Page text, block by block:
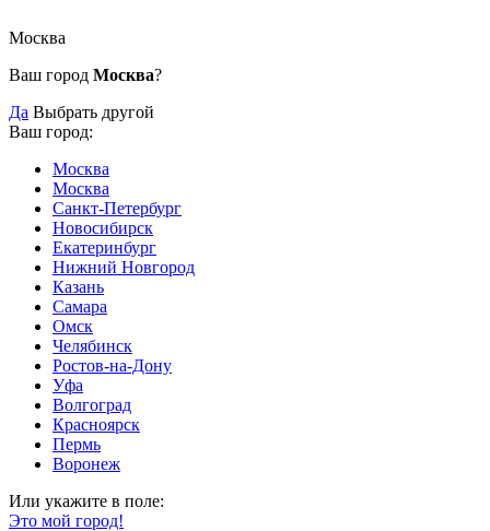
Москва
Ваш город Москва?
Да Выбрать другой
Ваш город:
Москва
Москва
Санкт-Петербург
Новосибирск
Екатеринбург
Нижний Новгород
Казань
Самара
Омск
Челябинск
Ростов-на-Дону
Уфа
Волгоград
Красноярск
Пермь
Воронеж
Или укажите в поле:
Это мой город!